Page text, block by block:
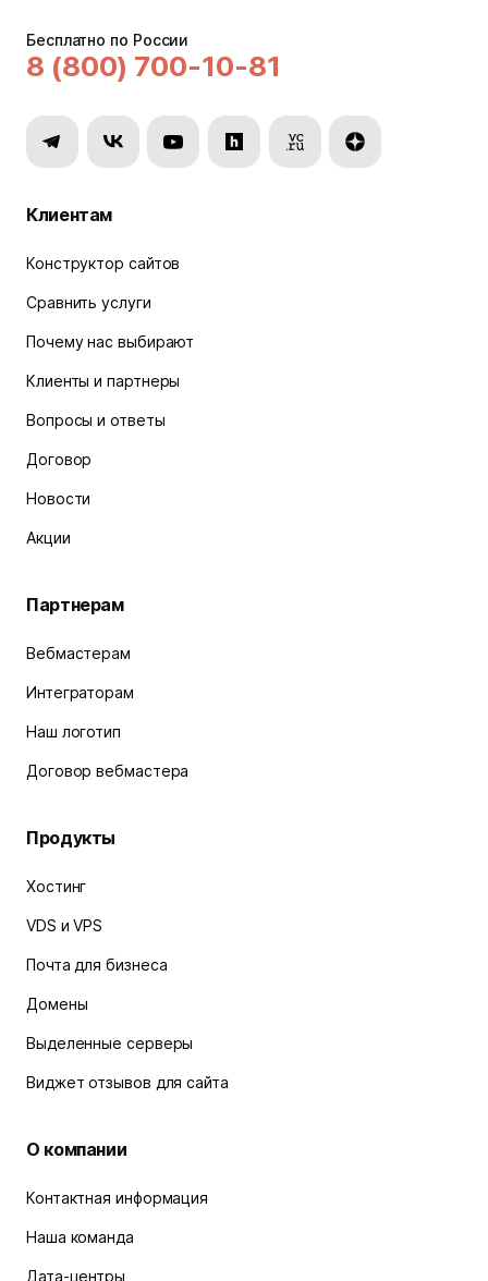
Бесплатно по России
8 (800) 700-10-81
Клиентам
Конструктор сайтов
Сравнить услуги
Почему нас выбирают
Клиенты и партнеры
Вопросы и ответы
Договор
Новости
Акции
Партнерам
Вебмастерам
Интеграторам
Наш логотип
Договор вебмастера
Продукты
Хостинг
VDS и VPS
Почта для бизнеса
Домены
Выделенные серверы
Виджет отзывов для сайта
О компании
Контактная информация
Наша команда
Дата-центры